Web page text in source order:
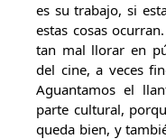
es su trabajo, si
estas cosas
tan mal llorar en
del cine, a veces
Aguantamos el
parte cultural,
queda bien, y